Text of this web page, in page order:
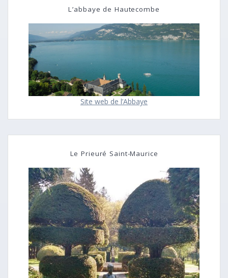
L’abbaye de Hautecombe
Site web de l’Abbaye
Le Prieuré Saint-Maurice